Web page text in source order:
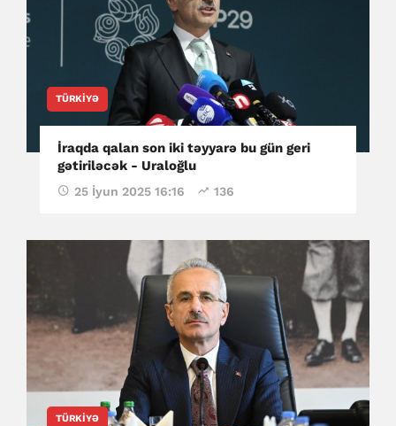
TÜRKIYƏ
İraqda qalan son iki təyyarə bu gün geri
gətiriləcək - Uraloğlu
25 İyun 2025 16:16 136
TÜRKIYƏ